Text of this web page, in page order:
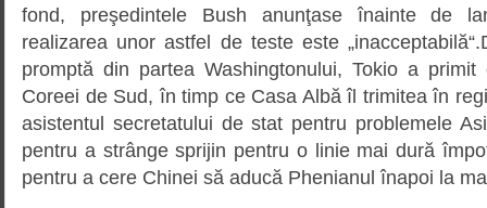
fond, preşedintele Bush anunţase înainte de
realizarea unor astfel de teste este
promptă din partea Washingtonului, Tokio a
Coreei de Sud, în timp ce Casa Albă îl trimitea în
asistentul secretatului de stat pentru problemele
pentru a strânge sprijin pentru o linie mai dură
pentru a cere Chinei să aducă Phenianul înapoi la